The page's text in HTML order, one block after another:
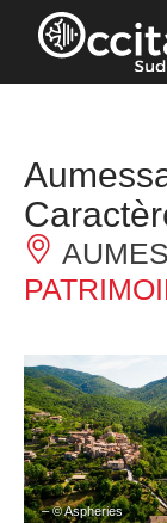
Panneau de
– © Aspheries